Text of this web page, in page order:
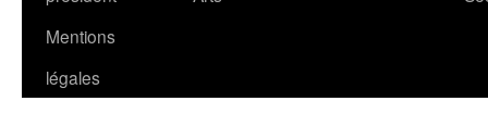
Mentions
légales